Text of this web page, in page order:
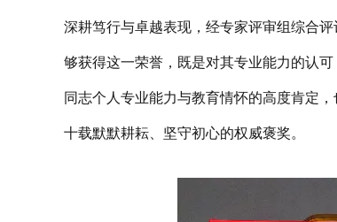
深耕笃行与卓越表现，经专家评审组综合
够获得这一荣誉，既是对其专业能力的认
同志个人专业能力与教育情怀的高度肯定
十载默默耕耘、坚守初心的权威褒奖。